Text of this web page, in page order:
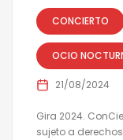
CONCIERTO
OCIO
21/08/2024
Gira 2024.
sujeto a